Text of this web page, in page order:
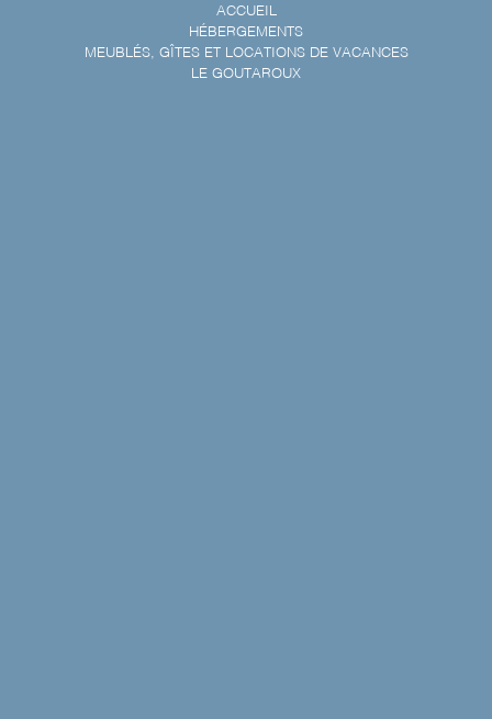
ACCUEIL
HÉBERGEMENTS
MEUBLÉS, GÎTES ET LOCATIONS DE VACANCES
LE GOUTAROUX